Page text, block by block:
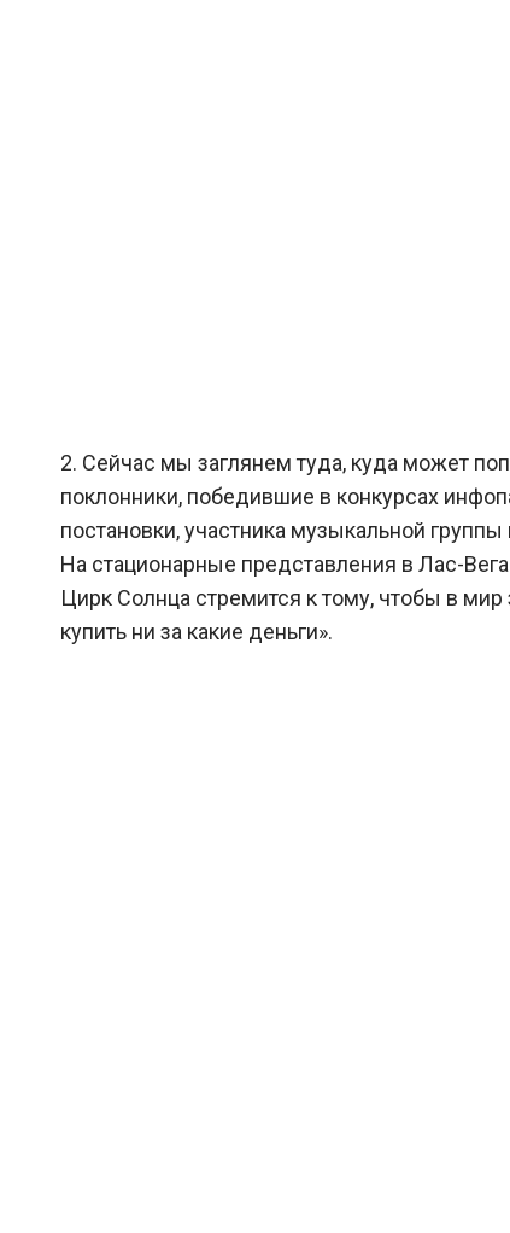
2. Сейчас мы заглянем туда, куда может
поклонники, победившие в конкурсах
постановки, участника музыкальной
На стационарные представления в Лас-
Цирк Солнца стремится к тому, чтобы в мир
купить ни за какие деньги».